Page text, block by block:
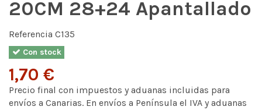
20CM 28+24 Apantallado
Referencia C135
Con stock
1,70 €
Precio final con impuestos y aduanas incluidas para
envíos a Canarias. En envíos a Península el IVA y aduanas